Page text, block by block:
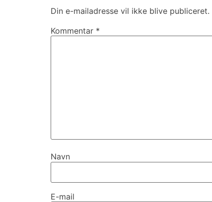
Din e-mailadresse vil ikke blive publiceret.
Kommentar *
Navn
E-mail